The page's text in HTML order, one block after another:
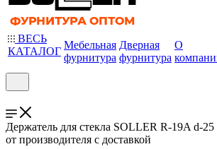
ВЕСЬ
КАТАЛОГ
Мебельная
фурнитура
Дверная
фурнитура
О
Держатель для стекла SOLLER R-19A d-
от производителя с доставкой